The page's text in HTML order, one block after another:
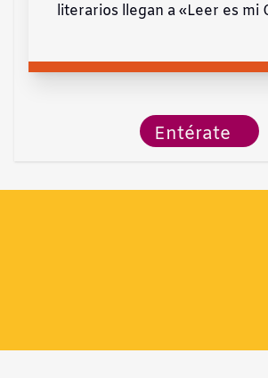
literarios llegan a «Leer es mi
Entérate